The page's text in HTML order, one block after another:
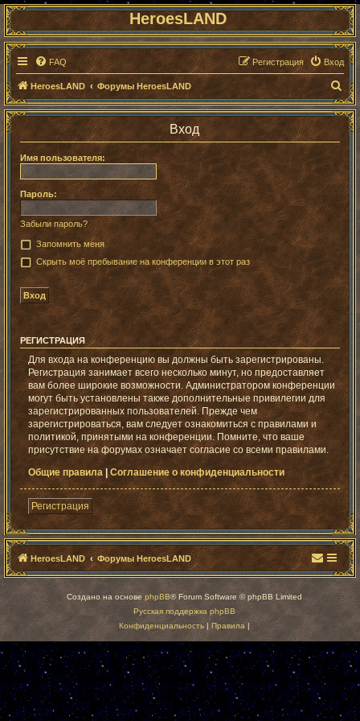
HeroesLAND
FAQ Вход
Регистрация
HeroesLAND Форумы HeroesLAND
П
о
и
к
Вход
Имя пользователя:
Пароль:
Забыли пароль?
Запомнить меня
Скрыть моё пребывание на конференции в этот раз
РЕГИСТРАЦИЯ
Для входа на конференцию вы должны быть зарегистрированы.
Регистрация занимает всего несколько минут, но предоставляет
вам более широкие возможности. Администратором конференции
могут быть установлены также дополнительные привилегии для
зарегистрированных пользователей. Прежде чем
зарегистрироваться, вам следует ознакомиться с правилами и
политикой, принятыми на конференции. Помните, что ваше
присутствие на форумах означает согласие со всеми правилами.
Общие правила | Соглашение о конфиденциальности
Регистрация
HeroesLAND Форумы HeroesLAND
Создано на основеphpBB® Forum Software © phpBB Limited
Русская поддержка phpBB
Конфиденциальность| Правила|